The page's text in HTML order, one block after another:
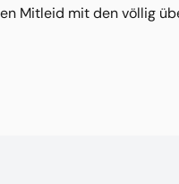
Mitleid mit den völlig